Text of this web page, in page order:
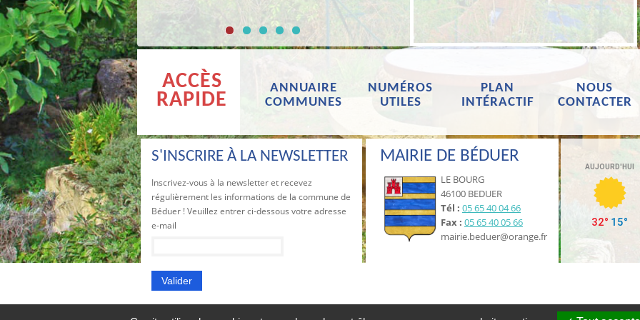
ACCÈS
RAPIDE
ANNUAIRE
COMMUNES
NUMÉROS
UTILES
PLAN
INTÉRACTIF
NOUS
CONTACTER
S'INSCRIRE À LA NEWSLETTER
Inscrivez-vous à la newsletter et recevez
régulièrement les informations de la commune de
Béduer ! Veuillez entrer ci-dessous votre adresse
e-mail
MAIRIE DE BÉDUER
LE BOURG
46100 BEDUER
Tél : 05 65 40 04 66
Fax : 05 65 40 05 66
mairie.beduer@orange.fr